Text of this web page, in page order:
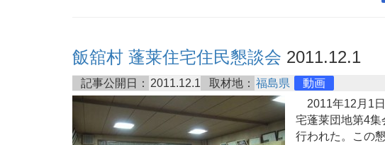
飯舘村 蓬莱住宅住民懇談会 2011.12.1
記事公開日： 2011.12.1 取材地： 福島県
動画
2011年12月1日
宅蓬莱団地第4
行われた。この